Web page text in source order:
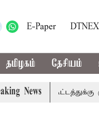
E-Paper
தமிழகம் தேசியம்
News
கூட்டத்துக்கு முதல்-